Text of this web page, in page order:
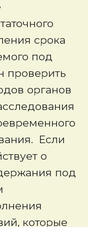
срока
под
проверить
органов
Если
о
под
которые